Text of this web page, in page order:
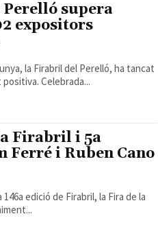
supera
expositors
la Firabril del Perelló, ha tancat
positiva. Celebrada...
Firabril i 5a
Ferré i Ruben Cano
146a edició de Firabril, la Fira de la